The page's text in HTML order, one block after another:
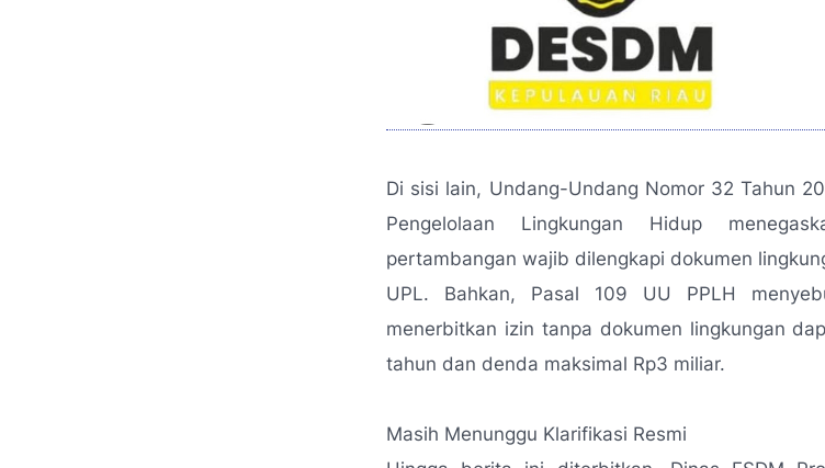
Di sisi lain, Undang-Undang Nomor 32 Tahun
Pengelolaan Lingkungan Hidup
pertambangan wajib dilengkapi dokumen
UPL. Bahkan, Pasal 109 UU PPLH
menerbitkan izin tanpa dokumen lingkungan
tahun dan denda maksimal Rp3 miliar.
Masih Menunggu Klarifikasi Resmi